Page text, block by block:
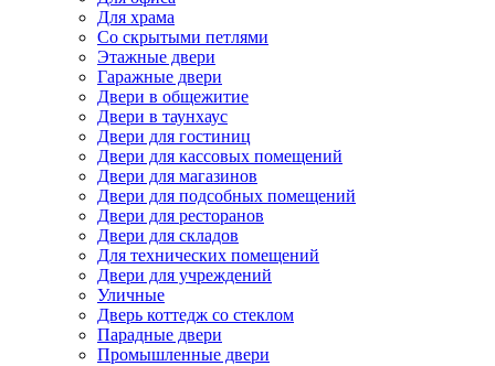
Для храма
Со скрытыми петлями
Этажные двери
Гаражные двери
Двери в общежитие
Двери в таунхаус
Двери для гостиниц
Двери для кассовых помещений
Двери для магазинов
Двери для подсобных помещений
Двери для ресторанов
Двери для складов
Для технических помещений
Двери для учреждений
Уличные
Дверь коттедж со стеклом
Парадные двери
Промышленные двери